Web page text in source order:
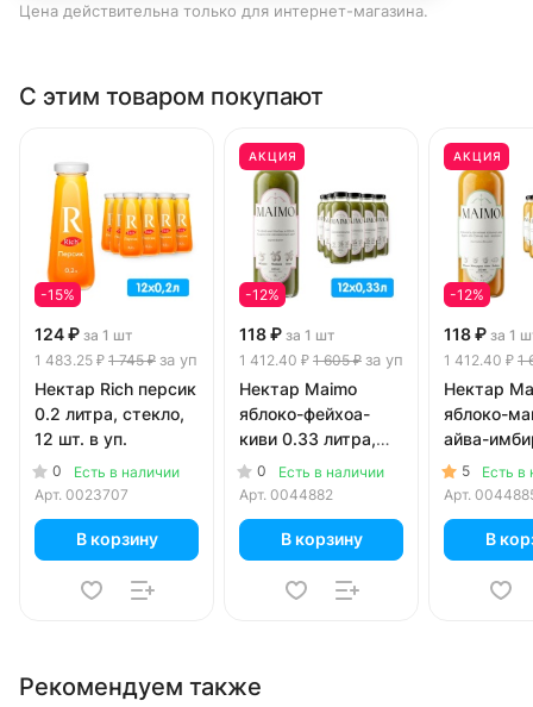
Цена действительна только для интернет-магазина.
С этим товаром покупают
-15%
124 ₽ за 1 шт
1 483.25 ₽ 1 745 ₽ за уп
Нектар Rich персик
0.2 литра, стекло,
12 шт. в уп.
0
Есть в наличии
Арт. 0023707
В корзину
АКЦИЯ
-12%
118 ₽ за 1 шт
1 412.40 ₽ 1 605 ₽ за уп
Нектар Maimo
яблоко-фейхоа-
киви 0.33 литра,
стекло, 12 шт. в уп.
0
Есть в наличии
Арт. 0044882
В корзину
АКЦИЯ
-12%
118 ₽ за 1
1 412.40 ₽ 1
Нектар
яблоко-
айва-
литра,
шт. в уп.
5
Есть в
Арт.
В
Рекомендуем также